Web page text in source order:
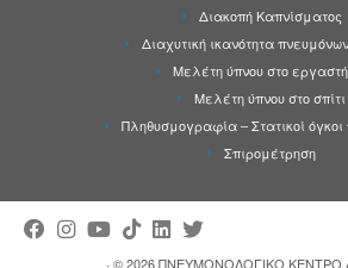
Διακοπή Καπνίσματος
Διαχυτική ικανότητα
Μελέτη ύπνου στο
Μελέτη ύπνου στο σπίτι
Πληθυσμογραφία – Στατικοί
Σπιρομέτρηση
· © 2026ΠΝΕΥΜΟΝΟΛΟΓΙΚΟ ΚΕΝΤΡΟ